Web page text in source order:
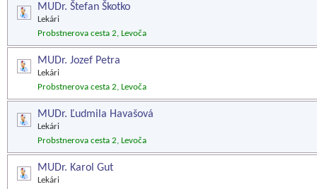
MUDr. Štefan Škotko
Lekári
Probstnerova cesta 2, Levoča
MUDr. Jozef Petra
Lekári
Probstnerova cesta 2, Levoča
MUDr. Ľudmila Havašová
Lekári
Probstnerova cesta 2, Levoča
MUDr. Karol Gut
Lekári